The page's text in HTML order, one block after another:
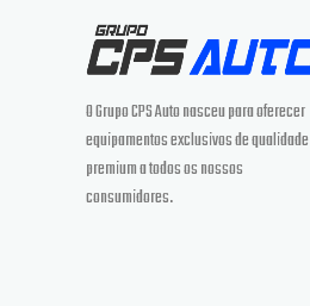
O Grupo CPS Auto nasceu para oferecer
equipamentos exclusivos de qualidade
premium a todos os nossos
consumidores.